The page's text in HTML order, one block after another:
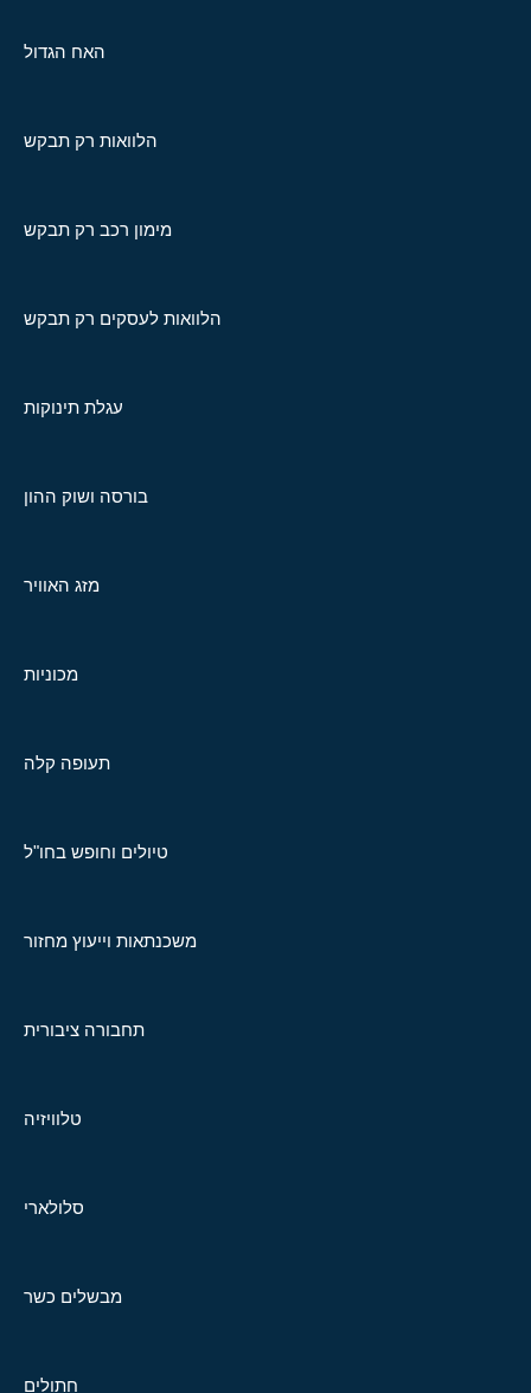
האח הגדול
הלוואות רק תבקש
מימון רכב רק תבקש
הלוואות לעסקים רק תבקש
עגלת תינוקות
בורסה ושוק ההון
מזג האוויר
מכוניות
תעופה קלה
טיולים וחופש בחו"ל
משכנתאות וייעוץ מחזור
תחבורה ציבורית
טלוויזיה
סלולארי
מבשלים כשר
חתולים